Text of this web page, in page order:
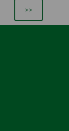
>>